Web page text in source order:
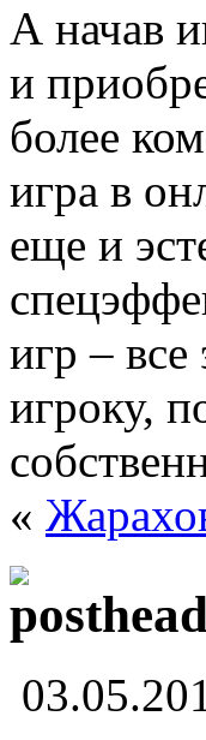
А начав
и
более
игра в
еще и
игр – все
игроку,
«